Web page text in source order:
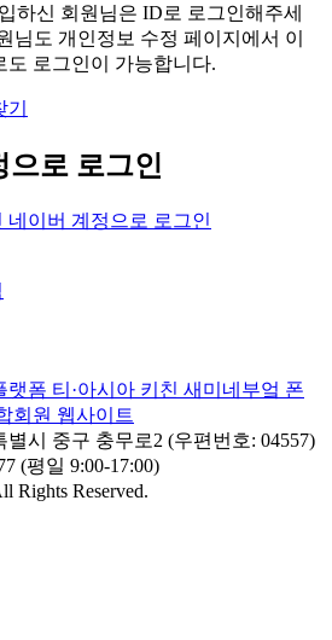
하신 회원님은 ID로 로그인해주세
님도 개인정보 수정 페이지에서 이
도 로그인이 가능합니다.
으로 로그인
네이버 계정으로 로그인
랫폼 티·아시아 키친 새미네부엌 폰
회원 웹사이트
별시 중구 충무로2 (우편번호: 04557)
(평일 9:00-17:00)
Rights Reserved.